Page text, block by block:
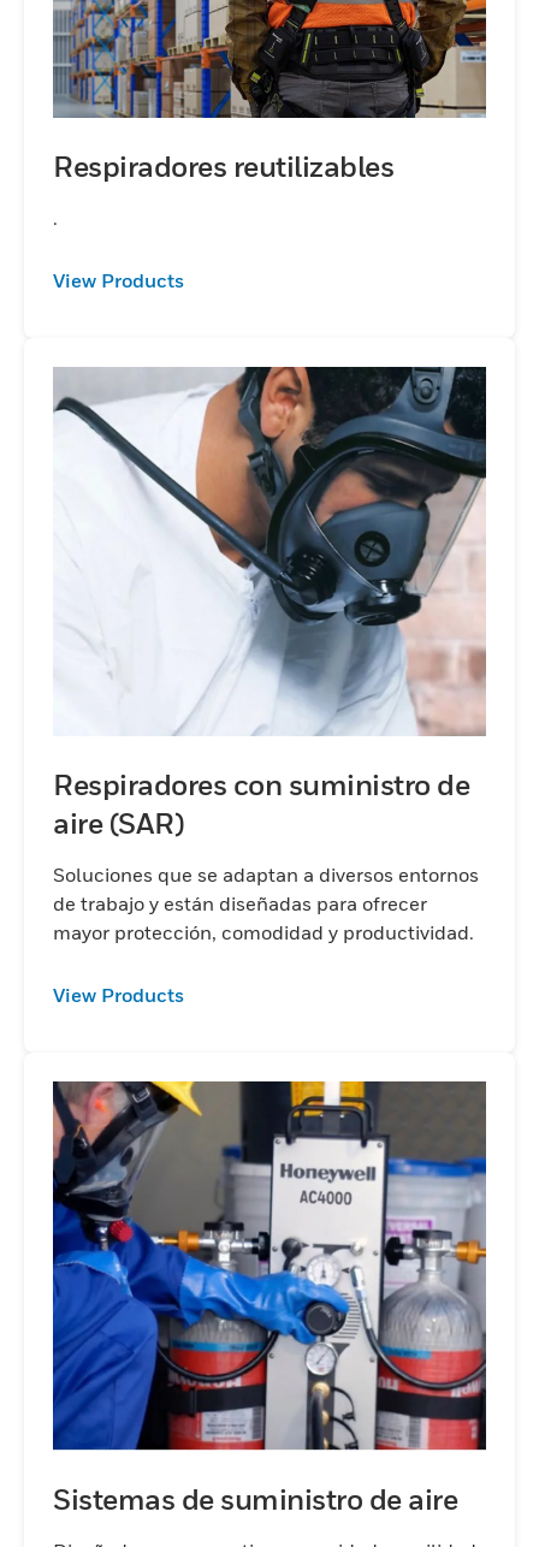
Respiradores reutilizables
.
View Products
Respiradores con suministro de
aire (SAR)
Soluciones que se adaptan a diversos entornos
de trabajo y están diseñadas para ofrecer
mayor protección, comodidad y productividad.
View Products
Sistemas de suministro de aire